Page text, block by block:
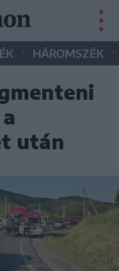
• HÁROMSZÉK •
után